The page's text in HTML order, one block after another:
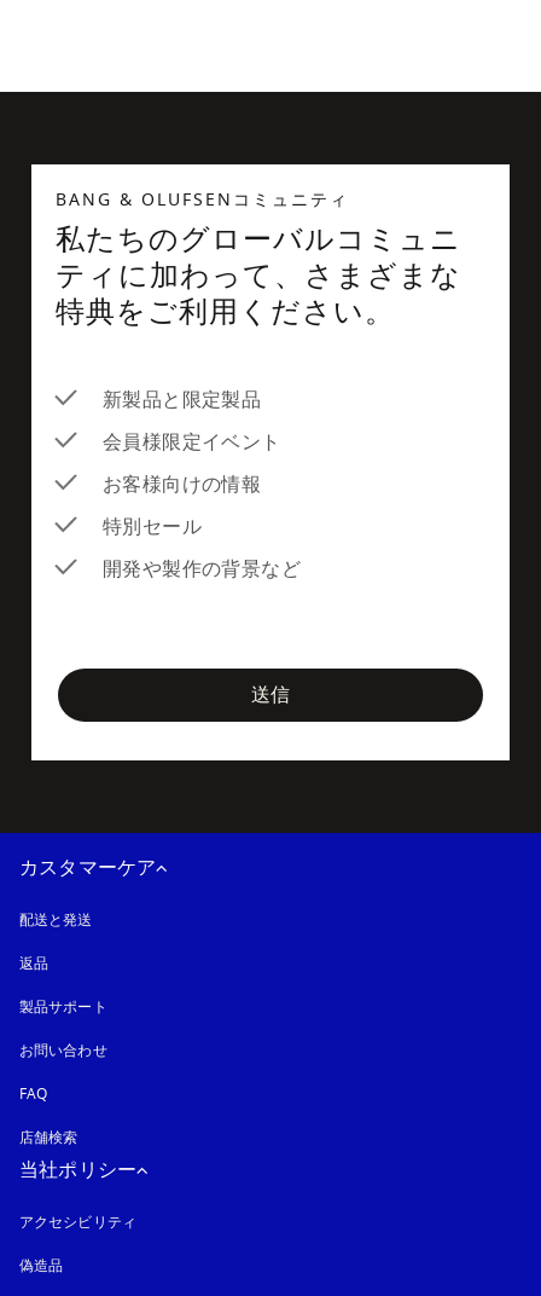
BANG & OLUFSENコミュニティ
私たちのグローバルコミュニ
ティに加わって、さまざまな
特典をご利用ください。
新製品と限定製品
会員様限定イベント
お客様向けの情報
特別セール
開発や製作の背景など
送信
カスタマーケア
配送と発送
返品
製品サポート
お問い合わせ
FAQ
店舗検索
当社ポリシー
アクセシビリティ
偽造品